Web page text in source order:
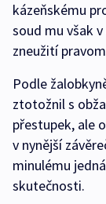
kázeňskému
soud mu však
zneužití
Podle
ztotožnil s
přestupek, ale
v nynější
minulému
skutečnosti.